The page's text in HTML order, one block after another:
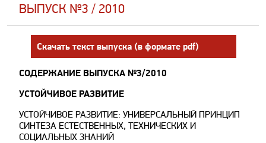
ВЫПУСК №3 / 2010
Скачать текст выпуска (в формате pdf)
СОДЕРЖАНИЕ ВЫПУСКА №3/2010
УСТОЙЧИВОЕ РАЗВИТИЕ
УСТОЙЧИВОЕ РАЗВИТИЕ: УНИВЕРСАЛЬНЫЙ ПРИНЦИП
СИНТЕЗА ЕСТЕСТВЕННЫХ, ТЕХНИЧЕСКИХ И
СОЦИАЛЬНЫХ ЗНАНИЙ